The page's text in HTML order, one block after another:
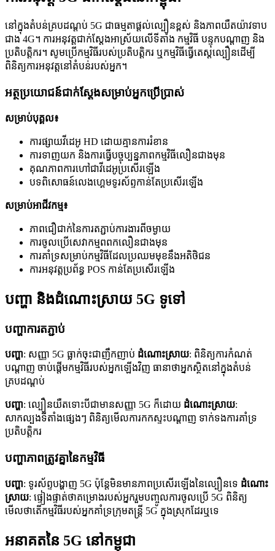
នៅក្នុងតំបន់គ្របដណ្តប់ 5G ជាធម្មតាផ្តល់ល្បឿនខ្ពស់ និងភាពយឺតយ៉ាវទាប
ជាង 4G។ ការអនុវត្តជាក់ស្តែងអាស្រ័យលើទីតាំង កម្មវិធី បន្ទុកបណ្តាញ និង
ប្រតិបត្តិករ។ សូមប្រើកម្មវិធីរបស់ប្រតិបត្តិករ ឬកម្មវិធីធ្វើតេស្តល្បឿនដើម្បី
ពិនិត្យការអនុវត្តនៅតំបន់របស់អ្នក។
អត្ថប្រយោជន៍ជាក់ស្តែងសម្រាប់អ្នកប្រើប្រាស់
សម្រាប់បុគ្គល៖
ការផ្សាយវីដេអូ HD ដោយគ្មានការរំខាន
ការទាញយក និងការធ្វើបច្ចុប្បន្នភាពកម្មវិធីលឿនជាងមុន
គុណភាពការហៅជាវីដេអូប្រសើរឡើង
បទពិសោធន៍លេងហ្គេមទូរស័ព្ទកាន់តែប្រសើរឡើង
សម្រាប់អាជីវកម្ម៖
ភាពជឿជាក់នៃការតភ្ជាប់ការងារពីចម្ងាយ
ការចូលប្រើសេវាកម្មពពកលឿនជាងមុន
ការគាំទ្រសម្រាប់កម្មវិធីដែលប្រឈមមុខនឹងអតិថិជន
ការអនុវត្តប្រព័ន្ធ POS កាន់តែប្រសើរឡើង
បញ្ហា និងដំណោះស្រាយ 5G ទូទៅ
បញ្ហាការតភ្ជាប់
បញ្ហា: សញ្ញា 5G ធ្លាក់ចុះជាញឹកញាប់ ដំណោះស្រាយ: ពិនិត្យការកំណត់
បណ្តាញ ចាប់ផ្តើមកម្មវិធីរបស់អ្នកឡើងវិញ ធានាថាអ្នកស្ថិតនៅក្នុងតំបន់
គ្របដណ្តប់
បញ្ហា: ល្បឿនយឺតទោះបីជាមានសញ្ញា 5G ក៏ដោយ ដំណោះស្រាយ:
សាកល្បងទីតាំងផ្សេងៗ ពិនិត្យមើលការកកស្ទះបណ្តាញ ទាក់ទងការគាំទ្រ
ប្រតិបត្តិករ
បញ្ហាភាពត្រូវគ្នានៃកម្មវិធី
បញ្ហា: ទូរស័ព្ទបង្ហាញ 5G ប៉ុន្តែមិនមានភាពប្រសើរឡើងនៃល្បឿនទេ ដំណោះ
ស្រាយ: ផ្ទៀងផ្ទាត់ថាគម្រោងរបស់អ្នករួមបញ្ចូលការចូលប្រើ 5G ពិនិត្យ
មើលថាតើកម្មវិធីរបស់អ្នកគាំទ្រក្រុមតន្រ្តី 5G ក្នុងស្រុកដែរឬទេ
អនាគតនៃ 5G នៅកម្ពុជា